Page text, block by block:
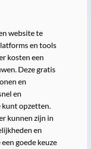
website te
en tools
kosten een
Deze gratis
en
en
kunt opzetten.
kunnen zijn in
en
goede keuze